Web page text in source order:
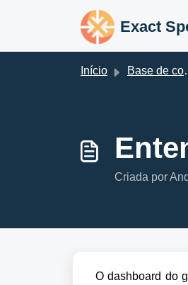
Exact
Início Base de conhecimento
Criada por
O dashboard do